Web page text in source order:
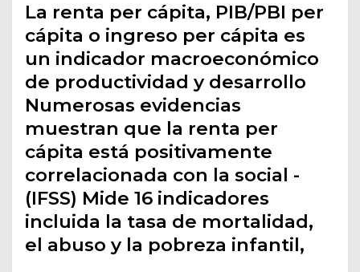
La renta per cápita, PIB/PBI per
cápita o ingreso per cápita es
un indicador macroeconómico
de productividad y desarrollo
Numerosas evidencias
muestran que la renta per
cápita está positivamente
correlacionada con la social -
(IFSS) Mide 16 indicadores
incluida la tasa de mortalidad,
el abuso y la pobreza infantil,